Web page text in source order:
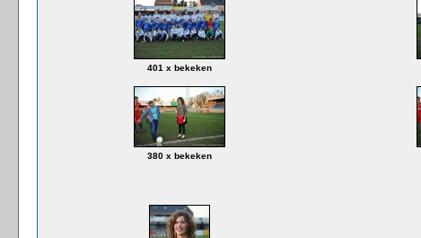
401 x bekeken
380 x bekeken